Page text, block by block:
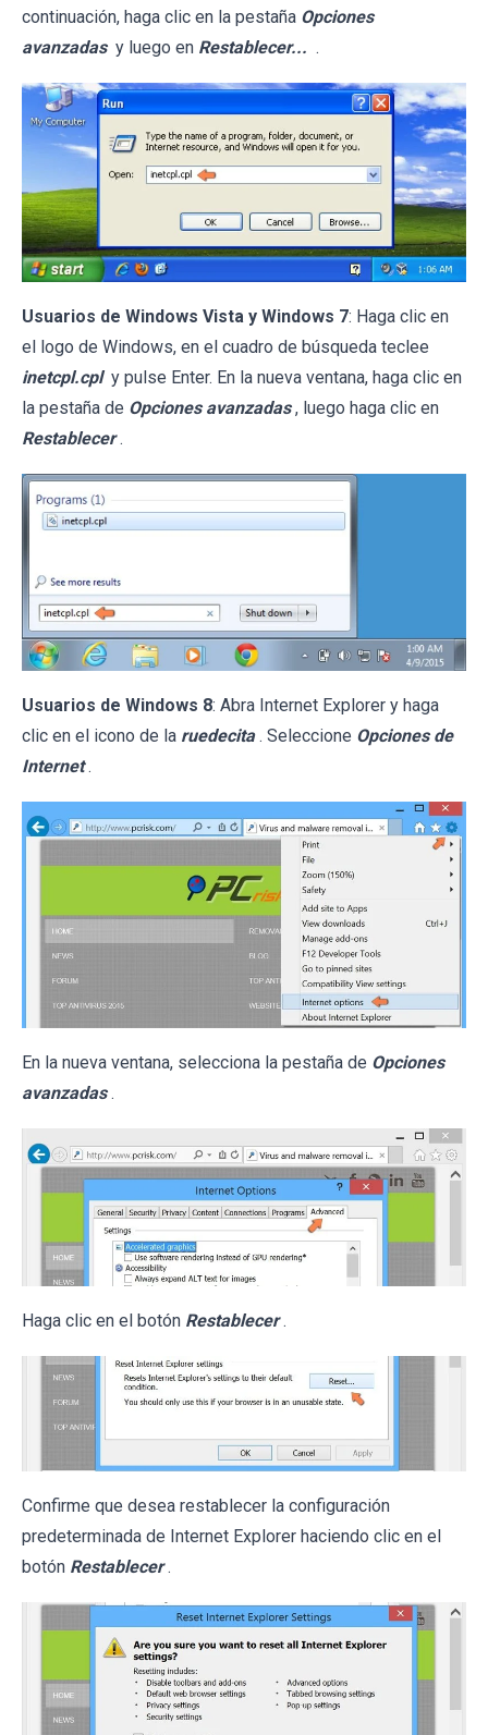
continuación, haga clic en la pestaña Opciones
avanzadas y luego en Restablecer... .
Usuarios de Windows Vista y Windows 7: Haga clic en
el logo de Windows, en el cuadro de búsqueda teclee
inetcpl.cpl y pulse Enter. En la nueva ventana, haga clic en
la pestaña de Opciones avanzadas , luego haga clic en
Restablecer .
Usuarios de Windows 8: Abra Internet Explorer y haga
clic en el icono de la ruedecita . Seleccione Opciones de
Internet .
En la nueva ventana, selecciona la pestaña de Opciones
avanzadas .
Haga clic en el botón Restablecer .
Confirme que desea restablecer la configuración
predeterminada de Internet Explorer haciendo clic en el
botón Restablecer .